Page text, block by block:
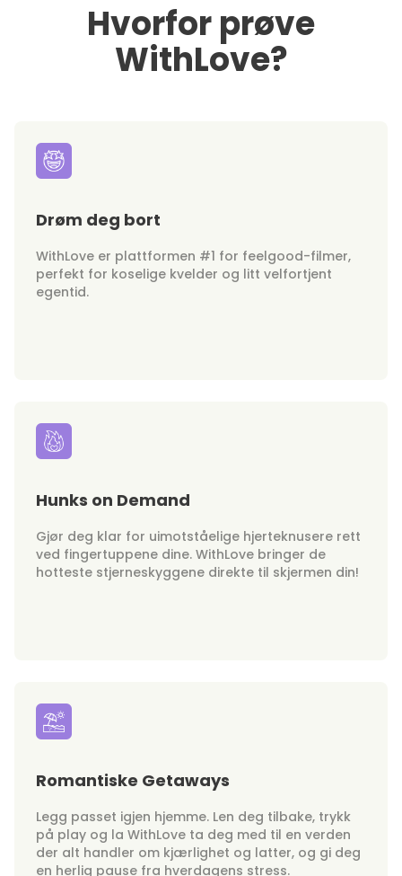
Hvorfor prøve
WithLove?
Drøm deg bort
WithLove er plattformen #1 for feelgood-filmer,
perfekt for koselige kvelder og litt velfortjent
egentid.
Hunks on Demand
Gjør deg klar for uimotståelige hjerteknusere rett
ved fingertuppene dine. WithLove bringer de
hotteste stjerneskyggene direkte til skjermen din!
Romantiske Getaways
Legg passet igjen hjemme. Len deg tilbake, trykk
på play og la WithLove ta deg med til en verden
der alt handler om kjærlighet og latter, og gi deg
en herlig pause fra hverdagens stress.